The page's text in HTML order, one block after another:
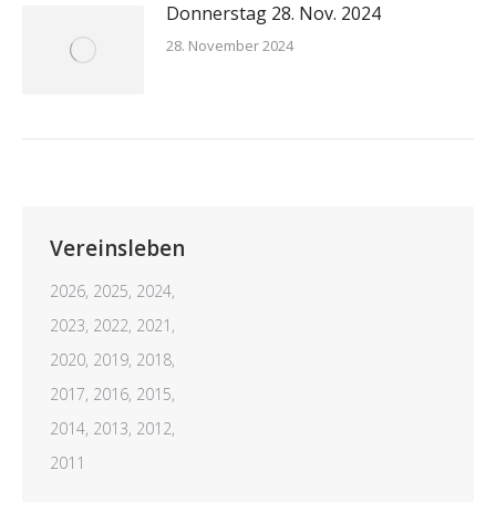
Donnerstag 28. Nov. 2024
28. November 2024
Vereinsleben
2026, 2025, 2024,
2023, 2022, 2021,
2020, 2019, 2018,
2017, 2016, 2015,
2014, 2013, 2012,
2011